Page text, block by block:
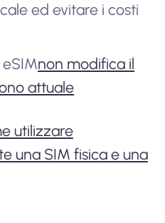
ed evitare i costi
non modifica il
attuale
utilizzare
una SIM fisica e una